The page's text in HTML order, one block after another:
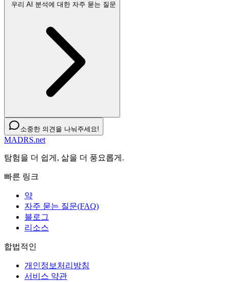
우리 AI 분석에 대한 자주 묻는 질문
소중한 의견을 나눠주세요!
MADRS.net
탐험을 더 쉽게, 삶을 더 풍요롭게.
빠른 링크
약
자주 묻는 질문(FAQ)
블로그
리소스
합법적인
개인정보처리방침
서비스 약관